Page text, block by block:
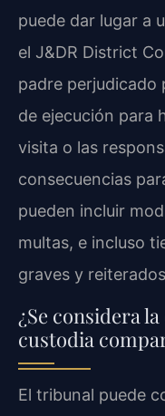
puede dar lugar a
el J&DR District
padre perjudicado
de ejecución para
visita o las
consecuencias
pueden incluir
multas, e incluso
graves y
¿Se considera
custodia
El tribunal puede